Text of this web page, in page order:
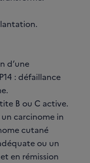
d’une
: défaillance
B ou C active.
carcinome in
cutané
ou un
en rémission